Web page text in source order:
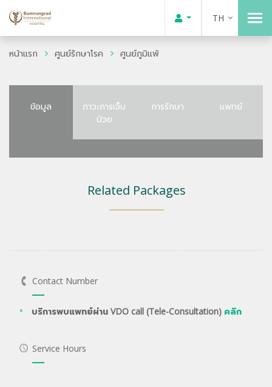
TH
หน้าแรก ศูนย์รักษาโรค ศูนย์ภูมิแพ้
ข้อมูล
ภาวะการเจ็บ
ป่วย
การรักษา แพทย์
Related Packages
Contact Number
บริการพบแพทย์ผ่าน VDO call (Tele-Consultation) คลิก
Service Hours